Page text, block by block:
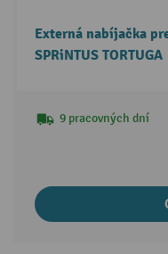
Externá nabíjačka
SPRiNTUS TORTUGA
9 pracovných dní